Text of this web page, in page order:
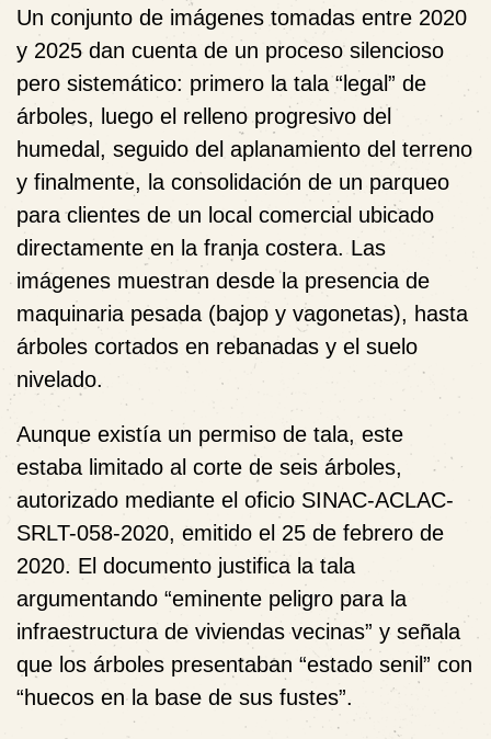
Un conjunto de imágenes tomadas entre 2020
y 2025 dan cuenta de un proceso silencioso
pero sistemático: primero la tala “legal” de
árboles, luego el relleno progresivo del
humedal, seguido del aplanamiento del terreno
y finalmente, la consolidación de un parqueo
para clientes de un local comercial ubicado
directamente en la franja costera. Las
imágenes muestran desde la presencia de
maquinaria pesada (bajop y vagonetas), hasta
árboles cortados en rebanadas y el suelo
nivelado.
Aunque existía un permiso de tala, este
estaba limitado al corte de seis árboles,
autorizado mediante el oficio SINAC-ACLAC-
SRLT-058-2020, emitido el 25 de febrero de
2020. El documento justifica la tala
argumentando “eminente peligro para la
infraestructura de viviendas vecinas” y señala
que los árboles presentaban “estado senil” con
“huecos en la base de sus fustes”.